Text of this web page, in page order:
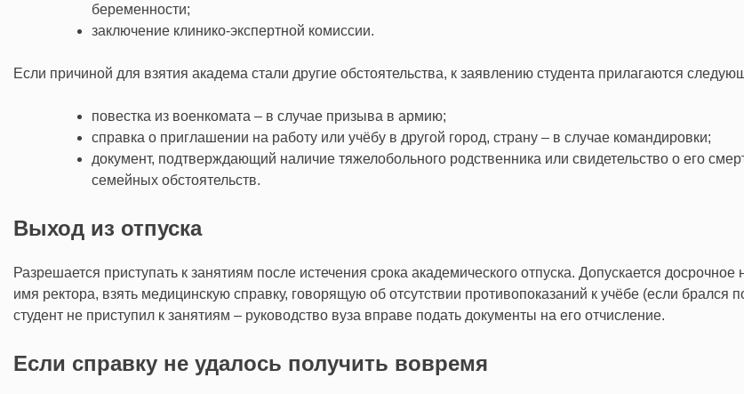
беременности;
заключение клинико-экспертной комиссии.
Если причиной для взятия академа стали другие обстоятельства, к заявлению студента прилагаются
повестка из военкомата – в случае призыва в армию;
справка о приглашении на работу или учёбу в другой город, страну – в случае командировки;
документ, подтверждающий наличие тяжелобольного родственника или свидетельство о его
семейных обстоятельств.
Выход из отпуска
Разрешается приступать к занятиям после истечения срока академического отпуска. Допускается
имя ректора, взять медицинскую справку, говорящую об отсутствии противопоказаний к учёбе (если
студент не приступил к занятиям – руководство вуза вправе подать документы на его отчисление.
Если справку не удалось получить вовремя